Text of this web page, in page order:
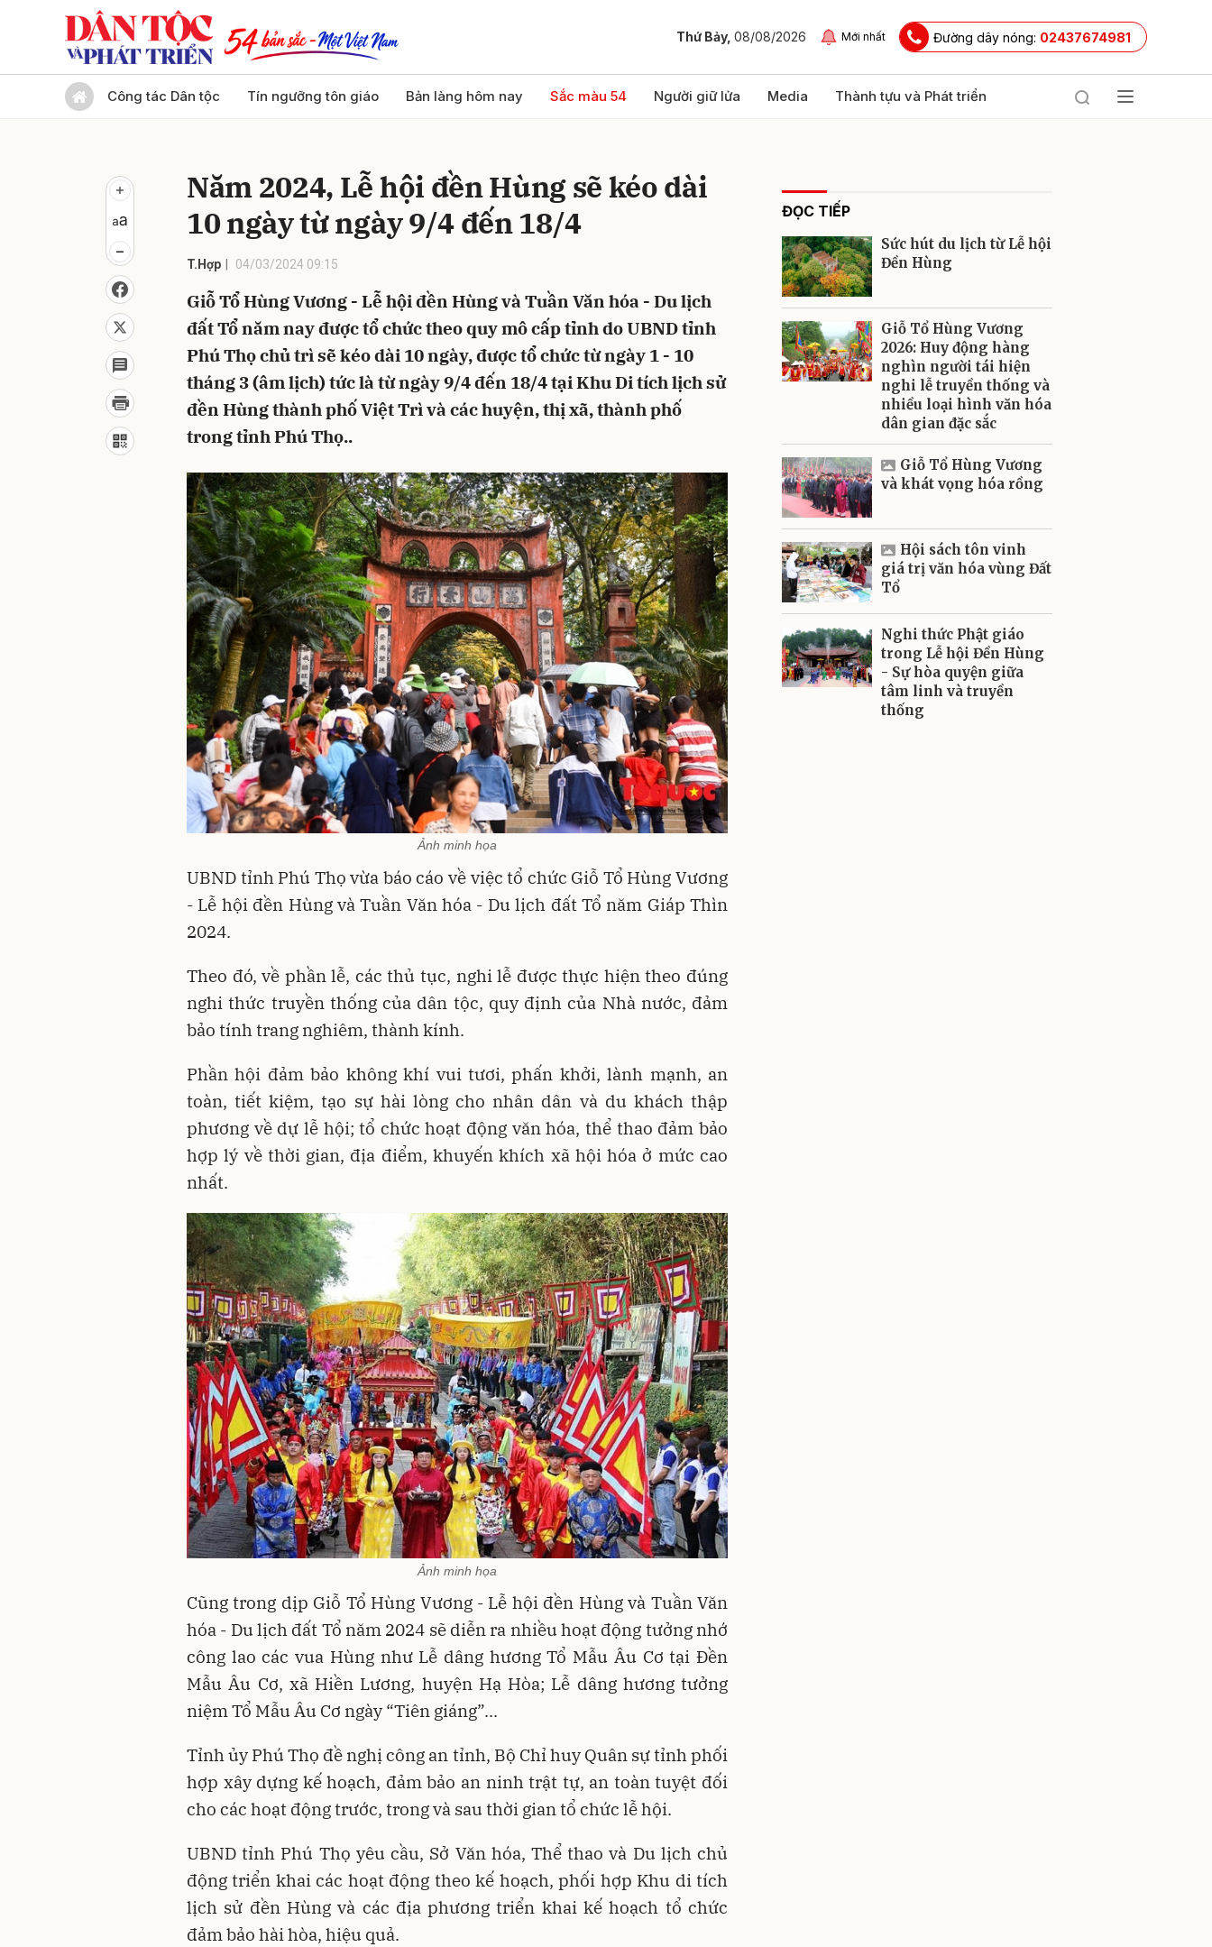
Thứ Bảy, 08/08/2026 Mới nhất Đường dây nóng: 02437674981
Công tác Dân tộc Tín ngưỡng tôn giáo Bản làng hôm nay Sắc màu 54 Người giữ lửa Media Thành tựu và Phát triển
Năm 2024, Lễ hội đền Hùng sẽ kéo dài
10 ngày từ ngày 9/4 đến 18/4
T.Hợp 04/03/2024 09:15
Giỗ Tổ Hùng Vương - Lễ hội đền Hùng và Tuần Văn hóa - Du lịch
đất Tổ năm nay được tổ chức theo quy mô cấp tỉnh do UBND tỉnh
Phú Thọ chủ trì sẽ kéo dài 10 ngày, được tổ chức từ ngày 1 - 10
tháng 3 (âm lịch) tức là từ ngày 9/4 đến 18/4 tại Khu Di tích lịch sử
đền Hùng thành phố Việt Trì và các huyện, thị xã, thành phố
trong tỉnh Phú Thọ..
Ảnh minh họa
UBND tỉnh Phú Thọ vừa báo cáo về việc tổ chức Giỗ Tổ Hùng Vương
- Lễ hội đền Hùng và Tuần Văn hóa - Du lịch đất Tổ năm Giáp Thìn
2024.
Theo đó, về phần lễ, các thủ tục, nghi lễ được thực hiện theo đúng
nghi thức truyền thống của dân tộc, quy định của Nhà nước, đảm
bảo tính trang nghiêm, thành kính.
Phần hội đảm bảo không khí vui tươi, phấn khởi, lành mạnh, an
toàn, tiết kiệm, tạo sự hài lòng cho nhân dân và du khách thập
phương về dự lễ hội; tổ chức hoạt động văn hóa, thể thao đảm bảo
hợp lý về thời gian, địa điểm, khuyến khích xã hội hóa ở mức cao
nhất.
Ảnh minh họa
Cũng trong dịp Giỗ Tổ Hùng Vương - Lễ hội đền Hùng và Tuần Văn
hóa - Du lịch đất Tổ năm 2024 sẽ diễn ra nhiều hoạt động tưởng nhớ
công lao các vua Hùng như Lễ dâng hương Tổ Mẫu Âu Cơ tại Đền
Mẫu Âu Cơ, xã Hiền Lương, huyện Hạ Hòa; Lễ dâng hương tưởng
niệm Tổ Mẫu Âu Cơ ngày “Tiên giáng”...
Tỉnh ủy Phú Thọ đề nghị công an tỉnh, Bộ Chỉ huy Quân sự tỉnh phối
hợp xây dựng kế hoạch, đảm bảo an ninh trật tự, an toàn tuyệt đối
cho các hoạt động trước, trong và sau thời gian tổ chức lễ hội.
UBND tỉnh Phú Thọ yêu cầu, Sở Văn hóa, Thể thao và Du lịch chủ
động triển khai các hoạt động theo kế hoạch, phối hợp Khu di tích
lịch sử đền Hùng và các địa phương triển khai kế hoạch tổ chức
đảm bảo hài hòa, hiệu quả.
ĐỌC TIẾP
Sức hút du lịch từ Lễ hội
Đền Hùng
Giỗ Tổ Hùng Vương
2026: Huy động hàng
nghìn người tái hiện
nghi lễ truyền thống và
nhiều loại hình văn hóa
dân gian đặc sắc
Giỗ Tổ Hùng Vương
và khát vọng hóa rồng
Hội sách tôn vinh
giá trị văn hóa vùng Đất
Tổ
Nghi thức Phật giáo
trong Lễ hội Đền Hùng
- Sự hòa quyện giữa
tâm linh và truyền
thống
Gửi bình luận
Gửi